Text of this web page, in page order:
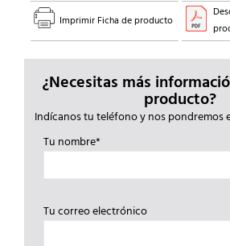
Imprimir Ficha de producto
¿Necesitas más
producto?
Indícanos tu teléfono y nos pondremos
Tu nombre*
Tu correo electrónico